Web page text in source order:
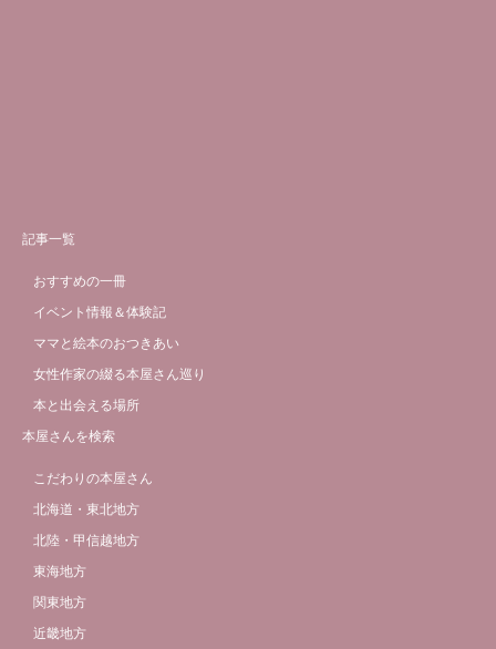
記事一覧
おすすめの一冊
イベント情報＆体験記
ママと絵本のおつきあい
女性作家の綴る本屋さん巡り
本と出会える場所
本屋さんを検索
こだわりの本屋さん
北海道・東北地方
北陸・甲信越地方
東海地方
関東地方
近畿地方